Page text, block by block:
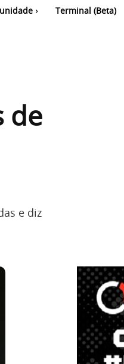
Terminal (Beta)
de
e diz